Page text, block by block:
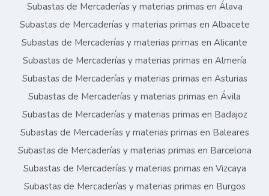
Subastas de Mercaderías y materias primas en Álava
Subastas de Mercaderías y materias primas en Albacete
Subastas de Mercaderías y materias primas en Alicante
Subastas de Mercaderías y materias primas en Almería
Subastas de Mercaderías y materias primas en Asturias
Subastas de Mercaderías y materias primas en Ávila
Subastas de Mercaderías y materias primas en Badajoz
Subastas de Mercaderías y materias primas en Baleares
Subastas de Mercaderías y materias primas en Barcelona
Subastas de Mercaderías y materias primas en Vizcaya
Subastas de Mercaderías y materias primas en Burgos